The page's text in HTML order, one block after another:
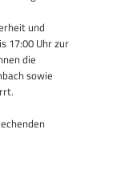
und
17:00 Uhr zur
die
sowie